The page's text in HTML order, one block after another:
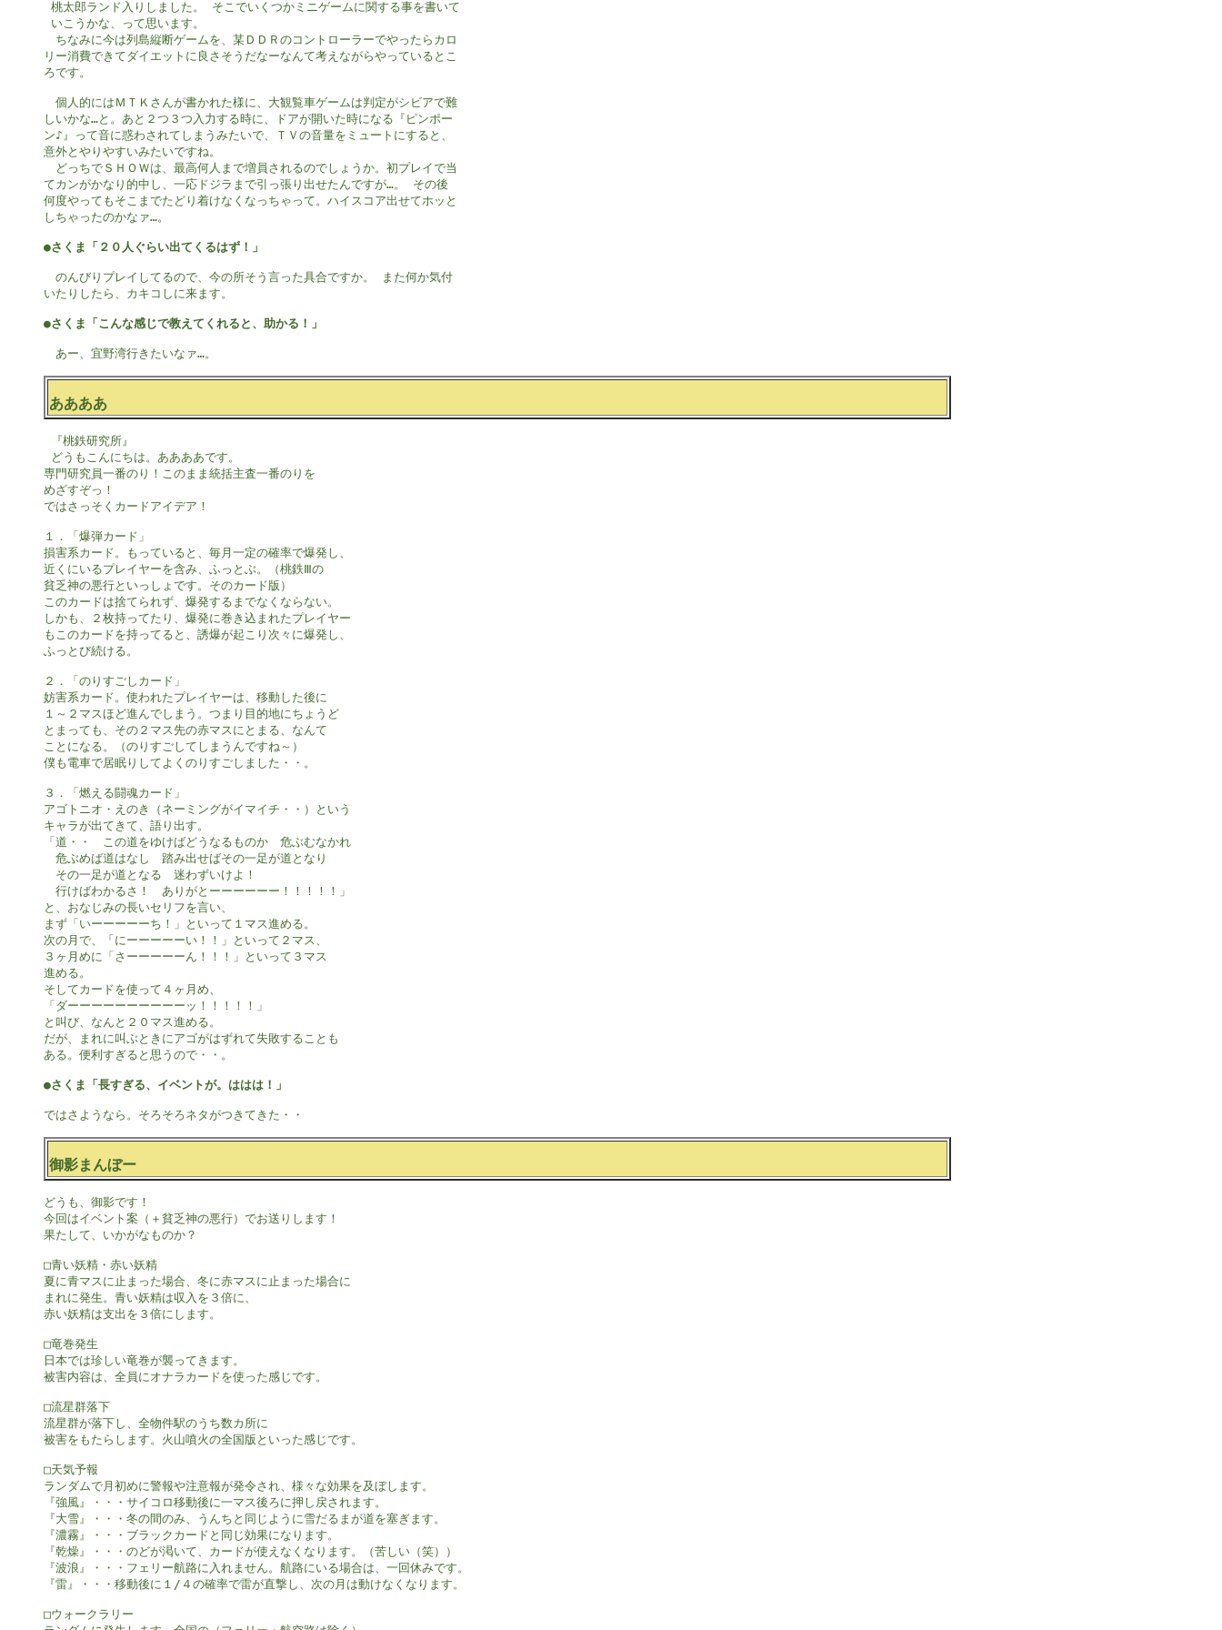
桃太郎ランド入りしました。 そこでいくつかミニゲームに関する事を書いて
いこうかな、って思います。
ちなみに今は列島縦断ゲームを、某ＤＤＲのコントローラーでやったらカロ
リー消費できてダイエットに良さそうだなーなんて考えながらやっているとこ
ろです。
個人的にはＭＴＫさんが書かれた様に、大観覧車ゲームは判定がシビアで難
しいかな…と。あと２つ３つ入力する時に、ドアが開いた時になる『ピンポー
ン♪』って音に惑わされてしまうみたいで、ＴＶの音量をミュートにすると、
意外とやりやすいみたいですね。
どっちでＳＨＯＷは、最高何人まで増員されるのでしょうか。初プレイで当
てカンがかなり的中し、一応ドジラまで引っ張り出せたんですが…。 その後
何度やってもそこまでたどり着けなくなっちゃって。ハイスコア出せてホッと
しちゃったのかなァ…。
●さくま「２０人ぐらい出てくるはず！」
のんびりプレイしてるので、今の所そう言った具合ですか。 また何か気付
いたりしたら、カキコしに来ます。
●さくま「こんな感じで教えてくれると、助かる！」
あー、宜野湾行きたいなァ…。
ああああ
『桃鉄研究所』
どうもこんにちは。ああああです。
専門研究員一番のり！このまま統括主査一番のりを
めざすぞっ！
ではさっそくカードアイデア！
１．「爆弾カード」
損害系カード。もっていると、毎月一定の確率で爆発し、
近くにいるプレイヤーを含み、ふっとぶ。（桃鉄Ⅲの
貧乏神の悪行といっしょです。そのカード版）
このカードは捨てられず、爆発するまでなくならない。
しかも、２枚持ってたり、爆発に巻き込まれたプレイヤー
もこのカードを持ってると、誘爆が起こり次々に爆発し、
ふっとび続ける。
２．「のりすごしカード」
妨害系カード。使われたプレイヤーは、移動した後に
１～２マスほど進んでしまう。つまり目的地にちょうど
とまっても、その２マス先の赤マスにとまる、なんて
ことになる。（のりすごしてしまうんですね～）
僕も電車で居眠りしてよくのりすごしました・・。
３．「燃える闘魂カード」
アゴトニオ・えのき（ネーミングがイマイチ・・）という
キャラが出てきて、語り出す。
「道・・　この道をゆけばどうなるものか　危ぶむなかれ
危ぶめば道はなし　踏み出せばその一足が道となり
その一足が道となる　迷わずいけよ！
行けばわかるさ！　ありがとーーーーーー！！！！！」
と、おなじみの長いセリフを言い、
まず「いーーーーーち！」といって１マス進める。
次の月で、「にーーーーーい！！」といって２マス、
３ヶ月めに「さーーーーーん！！！」といって３マス
進める。
そしてカードを使って４ヶ月め、
「ダーーーーーーーーーーッ！！！！！」
と叫び、なんと２０マス進める。
だが、まれに叫ぶときにアゴがはずれて失敗することも
ある。便利すぎると思うので・・。
●さくま「長すぎる、イベントが。ははは！」
ではさようなら。そろそろネタがつきてきた・・
御影まんぼー
どうも、御影です！
今回はイベント案（＋貧乏神の悪行）でお送りします！
果たして、いかがなものか？
□青い妖精・赤い妖精
夏に青マスに止まった場合、冬に赤マスに止まった場合に
まれに発生。青い妖精は収入を３倍に、
赤い妖精は支出を３倍にします。
□竜巻発生
日本では珍しい竜巻が襲ってきます。
被害内容は、全員にオナラカードを使った感じです。
□流星群落下
流星群が落下し、全物件駅のうち数カ所に
被害をもたらします。火山噴火の全国版といった感じです。
□天気予報
ランダムで月初めに警報や注意報が発令され、様々な効果を及ぼします。
『強風』・・・サイコロ移動後に一マス後ろに押し戻されます。
『大雪』・・・冬の間のみ、うんちと同じように雪だるまが道を塞ぎます。
『濃霧』・・・ブラックカードと同じ効果になります。
『乾燥』・・・のどが渇いて、カードが使えなくなります。（苦しい（笑））
『波浪』・・・フェリー航路に入れません。航路にいる場合は、一回休みです。
『雷』・・・移動後に１/４の確率で雷が直撃し、次の月は動けなくなります。
□ウォークラリー